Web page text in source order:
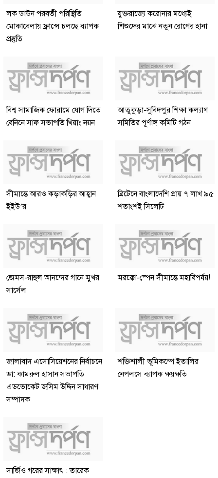
লক ডাউন পরবর্তী পরিস্থিতি
মোকাবেলায় ফ্রান্সে চলছে ব্যাপক
প্রস্তুতি
যুক্তরাজ্যে করোনার মধ্যেই
শিশুদের মাঝে নতুন রোগের হানা
বিশ্ব সামাজিক ফোরামে যোগ দিতে
বেনিনে সাফ সভাপতি খিয়াং নয়ন
আতুকুড়া-সুবিদপুর শিক্ষা কল্যাণ
সমিতির পূর্ণাঙ্গ কমিটি গঠন
সীমান্তে আরও কড়াকড়ির আহ্বান
ইইউ’র
ব্রিটেনে বাংলাদেশি প্রায় ৭ লাখ ৯৫
শতাংশই সিলেটি
জেমস-রাহুল আনন্দের গানে মুখর
সার্সেল
মরক্কো-স্পেন সীমান্তে মহাবিপর্যয়!
জালাবাদ এসোসিয়েশনের নির্বাচনে
ডা: কামরুল হাসান সভাপতি
এডভোকেট জসিম উদ্দিন সাধারণ
সম্পাদক
শক্তিশালী ভূমিকম্পে ইতালির
নেপলসে ব্যাপক ক্ষয়ক্ষতি
সার্জিও গরের সাক্ষাৎ : তারেক